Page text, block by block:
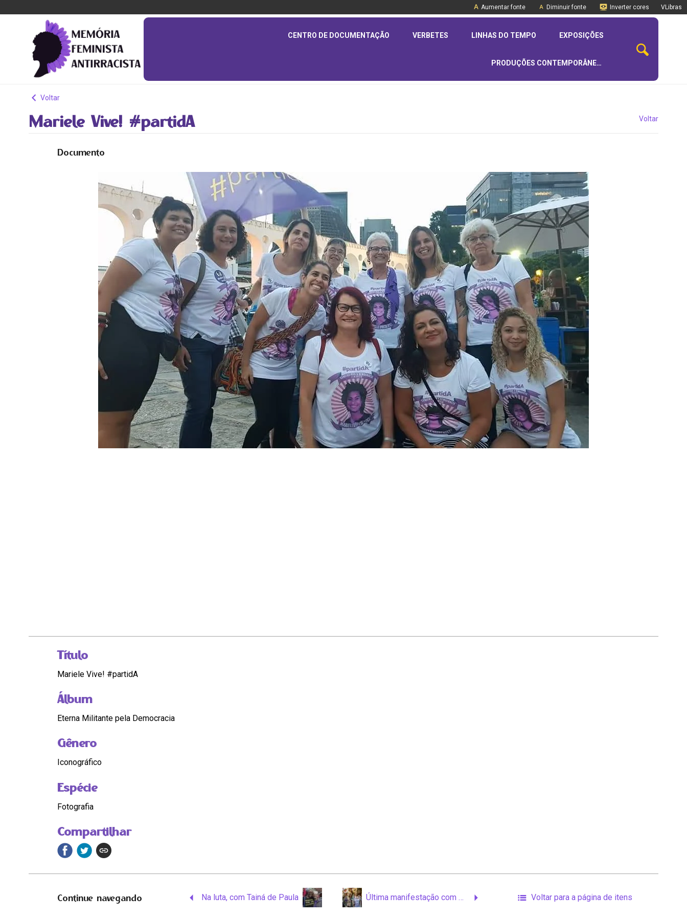
Aumentar fonte Diminuir fonte Inverter cores VLibras
CENTRO DE DOCUMENTAÇÃO VERBETES LINHAS DO TEMPO EXPOSIÇÕES
PRODUÇÕES CONTEMPORÂNEAS
Voltar
Mariele Vive! #partidA Voltar
Documento
Compartilhar
Título
Mariele Vive! #partidA
Álbum
Eterna Militante pela Democracia
Gênero
Iconográfico
Espécie
Fotografia
Continue navegando Na luta, com Tainá de Paula Última manifestação com Nilcea presente Voltar para a página de itens